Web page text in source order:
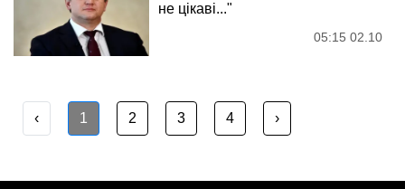
не цікаві..."
05:15 02.10
‹ 1 2 3 4 ›